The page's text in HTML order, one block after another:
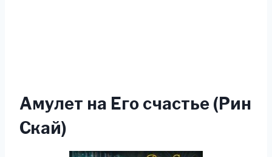
Амулет на Его счастье (Рин
Скай)